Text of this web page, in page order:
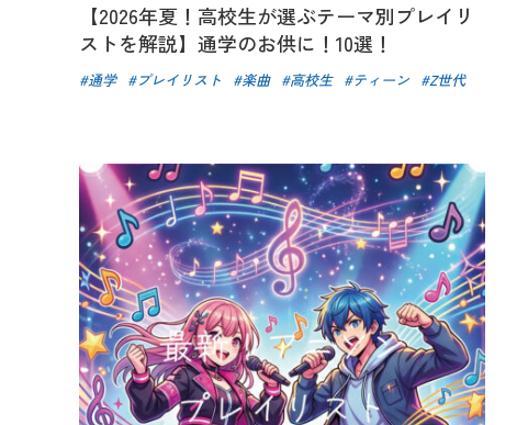
【2026年夏！高校生が選ぶテーマ別プレイリ
ストを解説】通学のお供に！10選！
通学 プレイリスト 楽曲 高校生 ティーン Z世代